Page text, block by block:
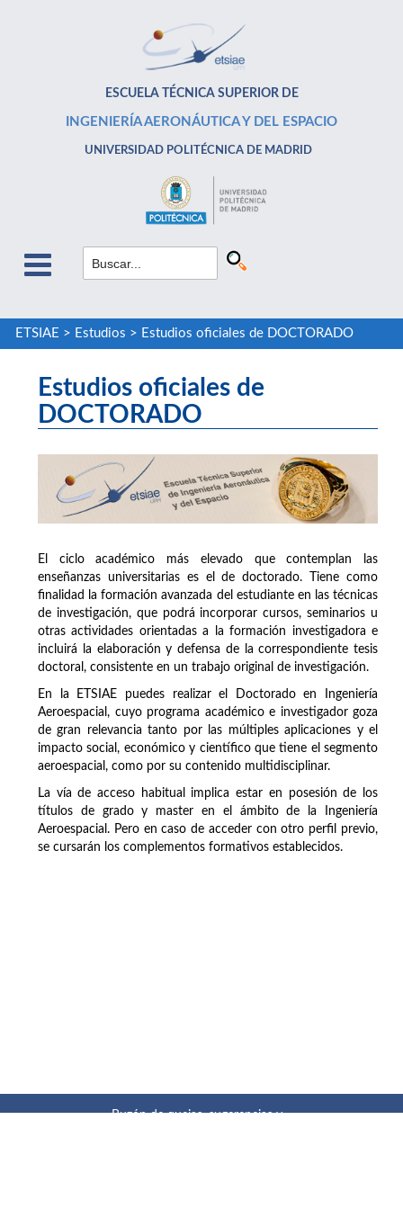
ESCUELA TÉCNICA SUPERIOR DE
INGENIERÍA AERONÁUTICA Y DEL ESPACIO
UNIVERSIDAD POLITÉCNICA DE MADRID
ETSIAE > Estudios > Estudios oficiales de DOCTORADO
Estudios oficiales de
DOCTORADO
El ciclo académico más elevado que contemplan las
enseñanzas universitarias es el de doctorado. Tiene como
finalidad la formación avanzada del estudiante en las técnicas
de investigación, que podrá incorporar cursos, seminarios u
otras actividades orientadas a la formación investigadora e
incluirá la elaboración y defensa de la correspondiente tesis
doctoral, consistente en un trabajo original de investigación.
En la ETSIAE puedes realizar el Doctorado en Ingeniería
Aeroespacial, cuyo programa académico e investigador goza
de gran relevancia tanto por las múltiples aplicaciones y el
impacto social, económico y científico que tiene el segmento
aeroespacial, como por su contenido multidisciplinar.
La vía de acceso habitual implica estar en posesión de los
títulos de grado y master en el ámbito de la Ingeniería
Aeroespacial. Pero en caso de acceder con otro perfil previo,
se cursarán los complementos formativos establecidos.
Buzón de quejas, sugerencias y